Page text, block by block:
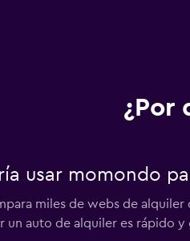
¿Por
usar momondo
miles de webs de
un auto de alquiler es rápido